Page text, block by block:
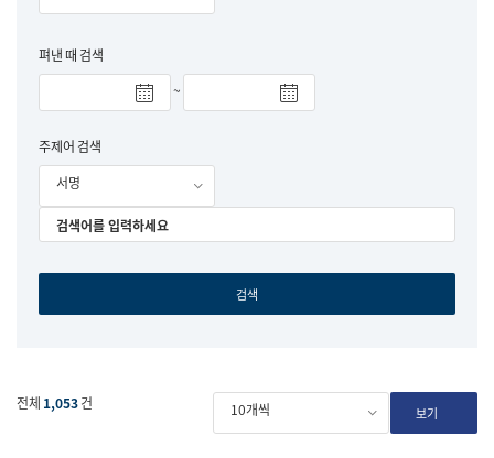
펴낸 때 검색
~
주제어 검색
서명
전체 1,053건 10개씩 보기